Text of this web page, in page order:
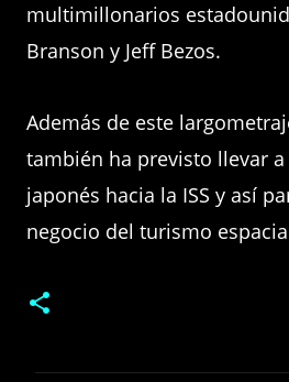
multimillonarios
Branson y Jeff Bezos.
Además de este
también ha previsto llevar
japonés hacia la ISS y así
negocio del turismo